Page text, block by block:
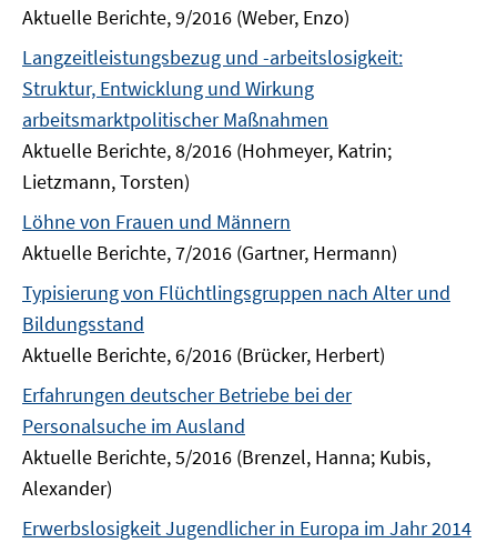
Aktuelle Berichte, 9/2016 (Weber, Enzo)
Langzeitleistungsbezug und -arbeitslosigkeit:
Struktur, Entwicklung und Wirkung
arbeitsmarktpolitischer Maßnahmen
Aktuelle Berichte, 8/2016 (Hohmeyer, Katrin;
Lietzmann, Torsten)
Löhne von Frauen und Männern
Aktuelle Berichte, 7/2016 (Gartner, Hermann)
Typisierung von Flüchtlingsgruppen nach Alter und
Bildungsstand
Aktuelle Berichte, 6/2016 (Brücker, Herbert)
Erfahrungen deutscher Betriebe bei der
Personalsuche im Ausland
Aktuelle Berichte, 5/2016 (Brenzel, Hanna; Kubis,
Alexander)
Erwerbslosigkeit Jugendlicher in Europa im Jahr 2014